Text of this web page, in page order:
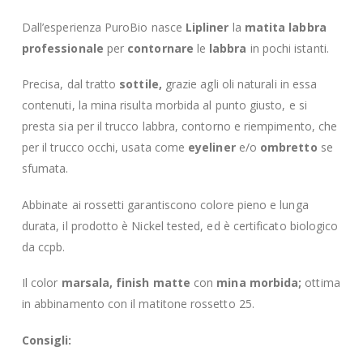
Dall’esperienza PuroBio nasce Lipliner la matita labbra
professionale per contornare le labbra in pochi istanti.
Precisa, dal tratto sottile, grazie agli oli naturali in essa
contenuti, la mina risulta morbida al punto giusto, e si
presta sia per il trucco labbra, contorno e riempimento, che
per il trucco occhi, usata come eyelinere/o ombretto se
sfumata.
Abbinate ai rossetti garantiscono colore pieno e lunga
durata, il prodotto è Nickel tested, ed è certificato biologico
da ccpb.
Il color marsala, finish matte con mina morbida; ottima
in abbinamento con il matitone rossetto 25.
Consigli: